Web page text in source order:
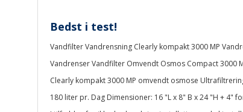
Bedst i test!
Vandfilter Vandrensning Clearly kompakt 3000 MP
Vandrenser Vandfilter Omvendt Osmos Compact 3000
Clearly kompakt 3000 MP omvendt osmose
180 liter pr. Dag Dimensioner: 16 "L x 8" B x 24 "H + 4"